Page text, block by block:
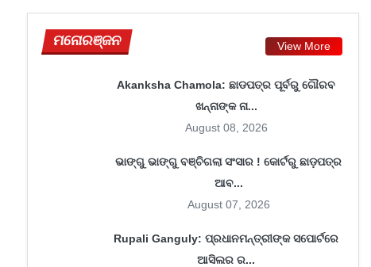
ମନୋରଞ୍ଜନ View More
Akanksha Chamola: ଛାଡପତ୍ର ପୂର୍ବରୁ ଗୌରବ
ଖନ୍ନାଙ୍କ ନା...
August 08, 2026
ଭାଙ୍ଗୁ ଭାଙ୍ଗୁ ବଞ୍ଚିଗଲା ସଂସାର ! କୋର୍ଟରୁ ଛାଡ଼ପତ୍ର
ଆବ...
August 07, 2026
Rupali Ganguly: ପ୍ରଧାନମନ୍ତ୍ରୀଙ୍କ ସପୋର୍ଟରେ
ଆସିଲର ର...